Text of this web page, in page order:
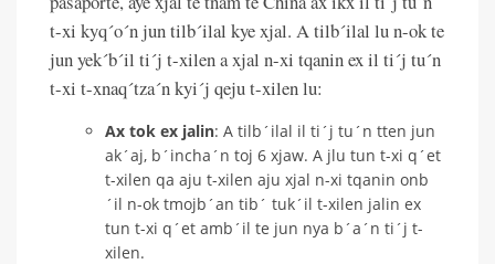
t-xi kyq´o´n jun tilb´ilal kye xjal. A tilb´ilal lu n-ok te
jun yek´b´il ti´j t-xilen a xjal n-xi tqanin ex il ti´j tu´n
t-xi t-xnaq´tza´n kyi´j qeju t-xilen lu:
Ax tok ex jalin: A tilb´ilal il ti´j tu´n tten jun
ak´aj, b´incha´n toj 6 xjaw. A jlu tun t-xi q´et
t-xilen qa aju t-xilen aju xjal n-xi tqanin onb
´il n-ok tmojb´an tib´ tuk´il t-xilen jalin ex
tun t-xi q´et amb´il te jun nya b´a´n ti´j t-
xilen.